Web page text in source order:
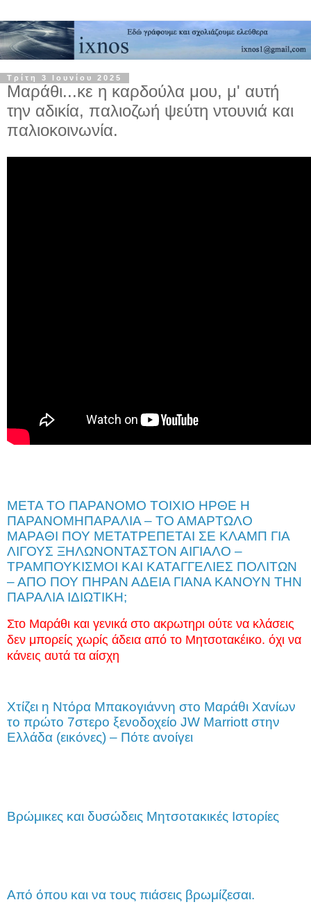
Τρίτη 3 Ιουνίου 2025
Μαράθι...κε η καρδούλα μου, μ' αυτή
την αδικία, παλιοζωή ψεύτη ντουνιά και
παλιοκοινωνία.
ΜΕΤΑ ΤΟ ΠΑΡΑΝΟΜΟ ΤΟΙΧΙΟ ΗΡΘΕ Η
ΠΑΡΑΝΟΜΗΠΑΡΑΛΙΑ – ΤΟ ΑΜΑΡΤΩΛΟ
ΜΑΡΑΘΙ ΠΟΥ ΜΕΤΑΤΡΕΠΕΤΑΙ ΣΕ ΚΛΑΜΠ ΓΙΑ
ΛΙΓΟΥΣ ΞΗΛΩΝΟΝΤΑΣΤΟΝ ΑΙΓΙΑΛΟ –
ΤΡΑΜΠΟΥΚΙΣΜΟΙ ΚΑΙ ΚΑΤΑΓΓΕΛΙΕΣ ΠΟΛΙΤΩΝ
– ΑΠΟ ΠΟΥ ΠΗΡΑΝ ΑΔΕΙΑ ΓΙΑΝΑ ΚΑΝΟΥΝ ΤΗΝ
ΠΑΡΑΛΙΑ ΙΔΙΩΤΙΚΗ;
Στο Μαράθι και γενικά στο ακρωτηρι ούτε να κλάσεις
δεν μπορείς χωρίς άδεια από το Μητσοτακέικο. όχι να
κάνεις αυτά τα αίσχη
Χτίζει η Ντόρα Μπακογιάννη στο Μαράθι Χανίων
το πρώτο 7στερο ξενοδοχείο JW Marriott στην
Ελλάδα (εικόνες) – Πότε ανοίγει
Βρώμικες και δυσώδεις Μητσοτακικές Ιστορίες
Από όπου και να τους πιάσεις βρωμίζεσαι.